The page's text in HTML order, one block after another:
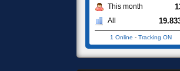
This month
All
1 Online - Tracking ON